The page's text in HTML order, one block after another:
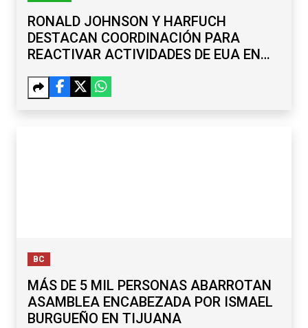
RONALD JOHNSON Y HARFUCH
DESTACAN COORDINACIÓN PARA
REACTIVAR ACTIVIDADES DE EUA EN
BC
MÁS DE 5 MIL PERSONAS ABARROTAN
ASAMBLEA ENCABEZADA POR ISMAEL
BURGUEÑO EN TIJUANA